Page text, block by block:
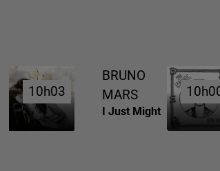
10h03
10h03
BRUNO
MARS
I Just Might